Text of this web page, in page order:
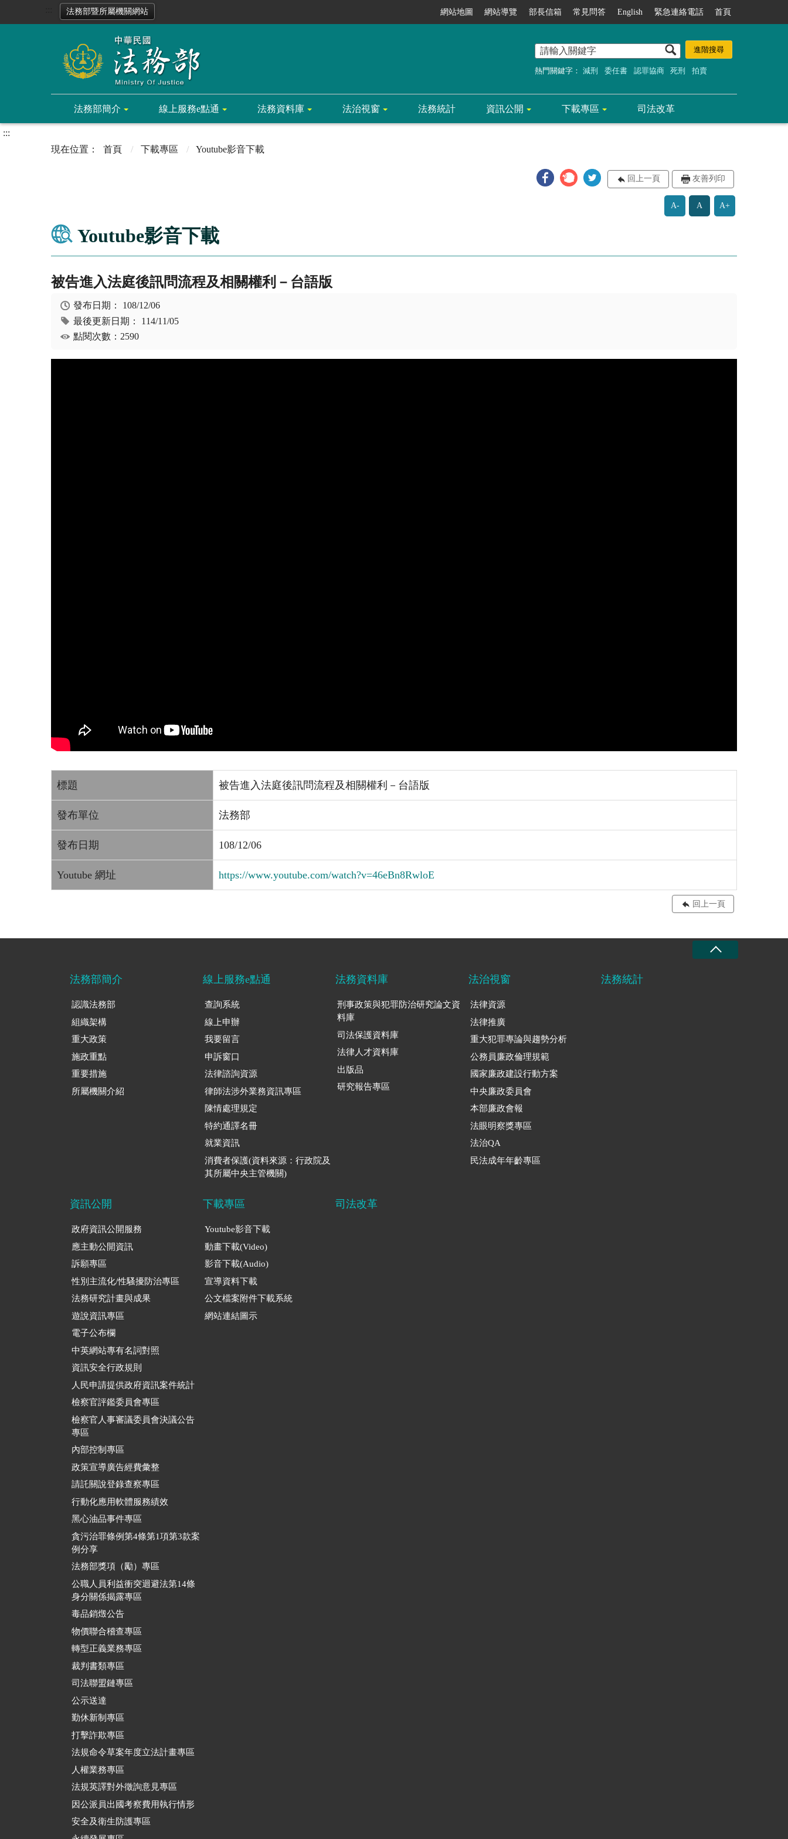
法務部暨所屬機關網站 網站地圖 網站導覽 部長信箱 常見問答 English 緊急連絡電話 首頁
熱門關鍵字： 減刑 委任書 認罪協商 死刑 拍賣
法務部簡介 線上服務e點通 法務資料庫 法治視窗 法務統計 資訊公開 下載專區 司法改革
:::
首頁
下載專區 Youtube影音下載
回上一頁 友善列印
A- A A+
Youtube影音下載
被告進入法庭後訊問流程及相關權利－台語版
發布日期： 108/12/06
最後更新日期： 114/11/05
點閱次數：2590
標題 被告進入法庭後訊問流程及相關權利－台語版
發布單位 法務部
發布日期 108/12/06
Youtube 網址 https://www.youtube.com/watch?v=46eBn8RwloE
回上一頁
法務部簡介
認識法務部
組織架構
重大政策
施政重點
重要措施
所屬機關介紹
線上服務e點通
查詢系統
線上申辦
我要留言
申訴窗口
法律諮詢資源
律師法涉外業務資訊專區
陳情處理規定
特約通譯名冊
就業資訊
消費者保護(資料來源：行政院及
其所屬中央主管機關)
法務資料庫
刑事政策與犯罪防治研究論文資
料庫
司法保護資料庫
法律人才資料庫
出版品
研究報告專區
法治視窗
法律資源
法律推廣
重大犯罪專論與趨勢分析
公務員廉政倫理規範
國家廉政建設行動方案
中央廉政委員會
本部廉政會報
法眼明察獎專區
法治QA
民法成年年齡專區
法務統計
資訊公開
政府資訊公開服務
應主動公開資訊
訴願專區
性別主流化/性騷擾防治專區
法務研究計畫與成果
遊說資訊專區
電子公布欄
中英網站專有名詞對照
資訊安全行政規則
人民申請提供政府資訊案件統計
檢察官評鑑委員會專區
檢察官人事審議委員會決議公告
專區
內部控制專區
政策宣導廣告經費彙整
請託關說登錄查察專區
行動化應用軟體服務績效
黑心油品事件專區
貪污治罪條例第4條第1項第3款案
例分享
法務部獎項（勵）專區
公職人員利益衝突迴避法第14條
身分關係揭露專區
毒品銷燬公告
物價聯合稽查專區
轉型正義業務專區
裁判書類專區
司法聯盟鏈專區
公示送達
勤休新制專區
打擊詐欺專區
法規命令草案年度立法計畫專區
人權業務專區
法規英譯對外徵詢意見專區
因公派員出國考察費用執行情形
安全及衛生防護專區
下載專區
Youtube影音下載
動畫下載(Video)
影音下載(Audio)
宣導資料下載
公文檔案附件下載系統
網站連結圖示
司法改革